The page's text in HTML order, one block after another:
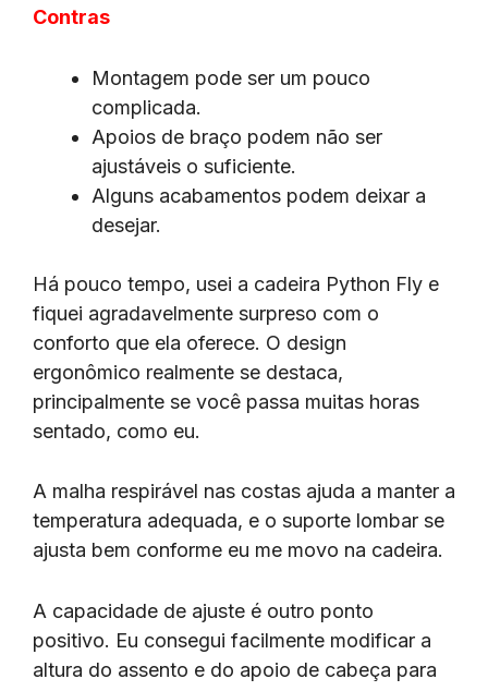
Contras
Montagem pode ser um pouco
complicada.
Apoios de braço podem não ser
ajustáveis o suficiente.
Alguns acabamentos podem deixar a
desejar.
Há pouco tempo, usei a cadeira Python Fly e
fiquei agradavelmente surpreso com o
conforto que ela oferece. O design
ergonômico realmente se destaca,
principalmente se você passa muitas horas
sentado, como eu.
A malha respirável nas costas ajuda a manter a
temperatura adequada, e o suporte lombar se
ajusta bem conforme eu me movo na cadeira.
A capacidade de ajuste é outro ponto
positivo. Eu consegui facilmente modificar a
altura do assento e do apoio de cabeça para